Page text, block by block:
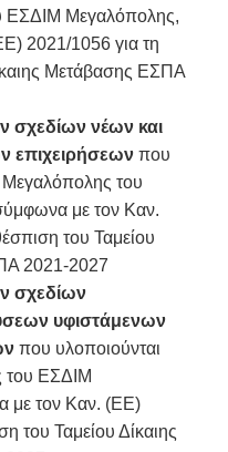
ΕΣΔΙΜ Μεγαλόπολης,
2021/1056 για τη
Μετάβασης ΕΣΠΑ
σχεδίων νέων και
επιχειρήσεων που
Μεγαλόπολης του
με τον Καν.
του Ταμείου
2021-2027
σχεδίων
υφιστάμενων
που υλοποιούνται
του ΕΣΔΙΜ
με τον Καν. (ΕΕ)
του Ταμείου Δίκαιης